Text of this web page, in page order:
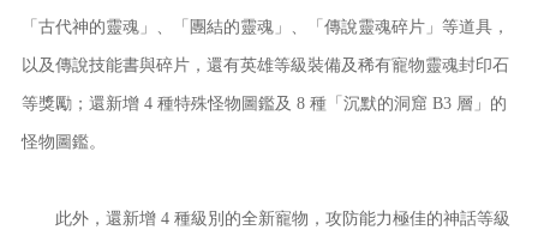
「古代神的靈魂」、「團結的靈魂」、「傳說靈魂碎片」等道具，
以及傳說技能書與碎片，還有英雄等級裝備及稀有寵物靈魂封印石
等獎勵；還新增 4 種特殊怪物圖鑑及 8 種「沉默的洞窟 B3 層」的
怪物圖鑑。
此外，還新增 4 種級別的全新寵物，攻防能力極佳的神話等級